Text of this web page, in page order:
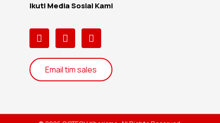
Ikuti Media Sosial Kami
Email tim sales